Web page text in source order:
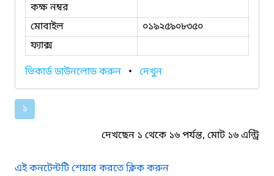
কক্ষ নম্বর
মোবাইল
০১৯২৫৯০৮৩৫০
ফ্যাক্স
ভিকার্ড ডাউনলোড করুন • দেখুন
১
দেখছেন ১ থেকে ১৬ পর্যন্ত, মোট ১৬ এন্ট্রি
এই কনটেন্টটি শেয়ার করতে ক্লিক করুন